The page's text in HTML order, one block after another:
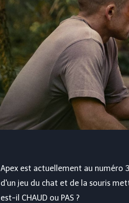
Apex est actuellement au numéro
d'un jeu du chat et de la souris
est-il CHAUD ou PAS ?